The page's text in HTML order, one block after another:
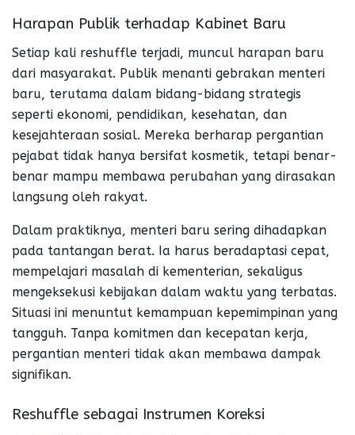
Harapan Publik terhadap Kabinet Baru
Setiap kali reshuffle terjadi, muncul harapan baru
dari masyarakat. Publik menanti gebrakan menteri
baru, terutama dalam bidang-bidang strategis
seperti ekonomi, pendidikan, kesehatan, dan
kesejahteraan sosial. Mereka berharap pergantian
pejabat tidak hanya bersifat kosmetik, tetapi benar-
benar mampu membawa perubahan yang dirasakan
langsung oleh rakyat.
Dalam praktiknya, menteri baru sering dihadapkan
pada tantangan berat. Ia harus beradaptasi cepat,
mempelajari masalah di kementerian, sekaligus
mengeksekusi kebijakan dalam waktu yang terbatas.
Situasi ini menuntut kemampuan kepemimpinan yang
tangguh. Tanpa komitmen dan kecepatan kerja,
pergantian menteri tidak akan membawa dampak
signifikan.
Reshuffle sebagai Instrumen Koreksi